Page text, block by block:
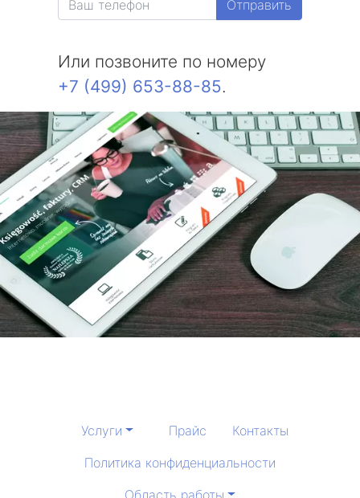
Отправить
Или позвоните по номеру
+7 (499) 653-88-85.
Услуги Прайс
Контакты
Политика конфиденциальности
Область работы